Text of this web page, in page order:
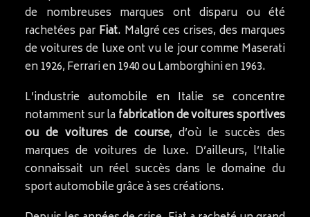
de nombreuses marques ont disparu ou été
rachetées par Fiat. Malgré ces crises, des marques
de voitures de luxe ont vu le jour comme Maserati
en 1926, Ferrari en 1940 ou Lamborghini en 1963.
L’industrie automobile en Italie se concentre
notamment sur lafabrication de voitures sportives
ou de voitures de course, d’où le succès des
marques de voitures de luxe. D’ailleurs, l’Italie
connaissait un réel succès dans le domaine du
sport automobile grâce à ses créations.